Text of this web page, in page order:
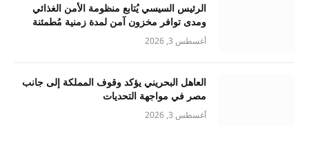
الرئيس السيسي يُتابع منظومة الأمن الغذائي
ومدى توافر مخزون آمن لمدة زمنية مُطمئنة
أغسطس 3, 2026
العاهل البحريني يؤكد وقوف المملكة إلى جانب
مصر في مواجهة التحديات
أغسطس 3, 2026